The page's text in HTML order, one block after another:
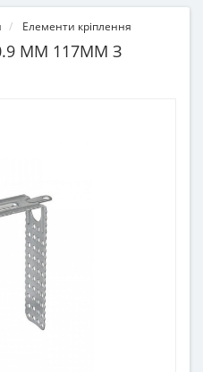
Елементи кріплення
ММ 117ММ З